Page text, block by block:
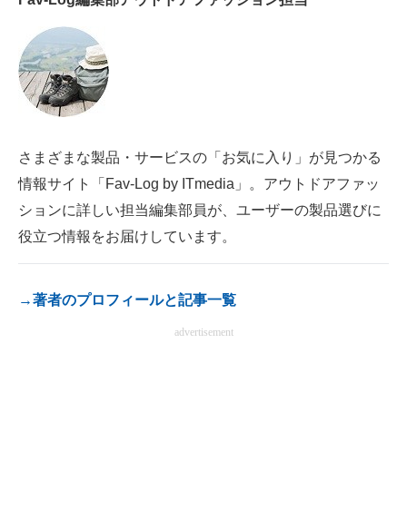
IT製品の技術・比較・事例
製造業のIT導入・活用を支援
モノづくり技術者専門サイト
電子設計の基本と応用
建設×テクノロジーの最前線
ちょっと気になるネットの話題
さまざまな製品・サービスの「お気に入り」が見つかる
情報サイト「Fav-Log by ITmedia」。アウトドアファッ
ションに詳しい担当編集部員が、ユーザーの製品選びに
役立つ情報をお届けしています。
→著者のプロフィールと記事一覧
advertisement